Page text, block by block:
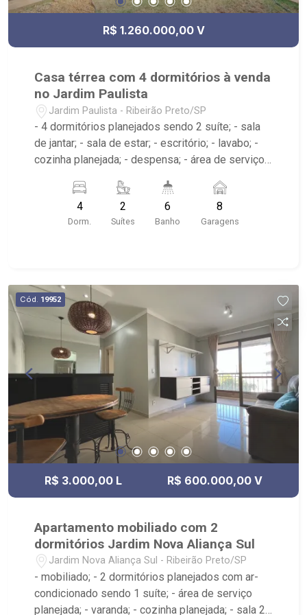
R$ 1.260.000,00 V
Casa térrea com 4 dormitórios à venda
no Jardim Paulista
Jardim Paulista - Ribeirão Preto/SP
- 4 dormitórios planejados sendo 2 suíte; - sala
de jantar; - sala de estar; - escritório; - lavabo; -
cozinha planejada; - despensa; - área de serviço
churrasqueira; - sauna; - vestiário; - piscina; - 6
banheiros planejados; - próximo ao Savegnago
Supermerecado, Olianchi Ribeirão, UPA
4
Dorm.
2
Suítes
6
Banho
8
Garagens
Cód. 19952
R$ 3.000,00 L R$ 600.000,00 V
Apartamento mobiliado com 2
dormitórios Jardim Nova Aliança Sul
Jardim Nova Aliança Sul - Ribeirão Preto/SP
- mobiliado; - 2 dormitórios planejados com ar-
condicionado sendo 1 suíte; - área de serviço
planejada; - varanda; - cozinha planejada; - sala 2